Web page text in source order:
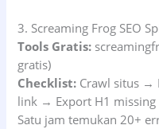
3. Screaming Frog SEO
Tools Gratis:
gratis)
Checklist: Crawl situs →
link → Export H1
Satu jam temukan 20+